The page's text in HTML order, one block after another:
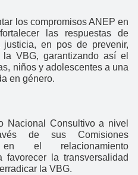
los compromisos ANEP en
las respuestas de
en pos de prevenir,
VBG, garantizando así el
niños y adolescentes a una
en género.
Nacional Consultivo a nivel
de sus Comisiones
en el relacionamiento
favorecer la transversalidad
la VBG.